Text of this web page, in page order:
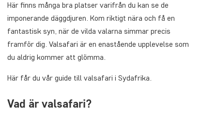
Här finns många bra platser varifrån du kan se de
imponerande däggdjuren. Kom riktigt nära och få en
fantastisk syn, när de vilda valarna simmar precis
framför dig. Valsafari är en enastående upplevelse som
du aldrig kommer att glömma.
Här får du vår guide till valsafari i Sydafrika.
Vad är valsafari?